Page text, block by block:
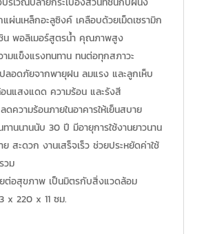
ผ่นเหล็กอะลูซิงค์ เคลือบด้วยเม็ดเซรามิก
ซิน พอลิเมอร์สูตรน้ำ คุณภาพสูง
มแข็งแรงทนทาน ทนต่อทุกสภาวะ
ลอดภัยจากพายุฝน ลมแรง และลูกเห็บ
นแสงแดด ความร้อน และรังสี
ดความร้อนภายในอาคารให้เย็นสบาย
านนานนับ 30 ปี มีอายุการใช้งานยาวนาน
สะดวก งานเสร็จเร็ว ช่วยประหยัดค่าใช้
วม
ต่อสุขภาพ เป็นมิตรกับสิ่งแวดล้อม
x 220 x 11 ซม.